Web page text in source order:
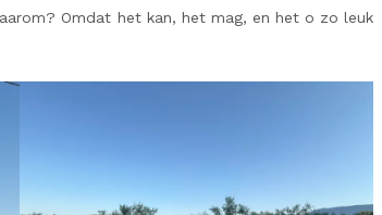
Omdat het kan, het mag, en het o zo leuk